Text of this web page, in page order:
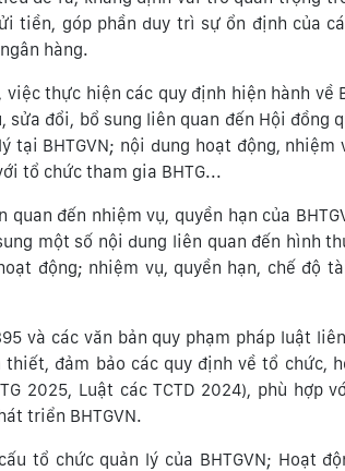
tiền, góp phần duy trì sự ổn định của
hàng.
thực hiện các quy định hiện hành về
đổi, bổ sung liên quan đến Hội đồng
BHTGVN; nội dung hoạt động, nhiệm
tổ chức tham gia BHTG...
đến nhiệm vụ, quyền hạn của
một số nội dung liên quan đến hình
động; nhiệm vụ, quyền hạn, chế độ
và các văn bản quy phạm pháp luật
đảm bảo các quy định về tổ chức,
2025, Luật các TCTD 2024), phù hợp
triển BHTGVN.
tổ chức quản lý của BHTGVN; Hoạt